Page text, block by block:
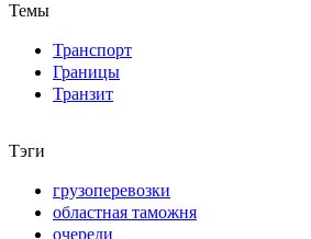
Темы
Транспорт
Границы
Транзит
Тэги
грузоперевозки
областная таможня
очереди